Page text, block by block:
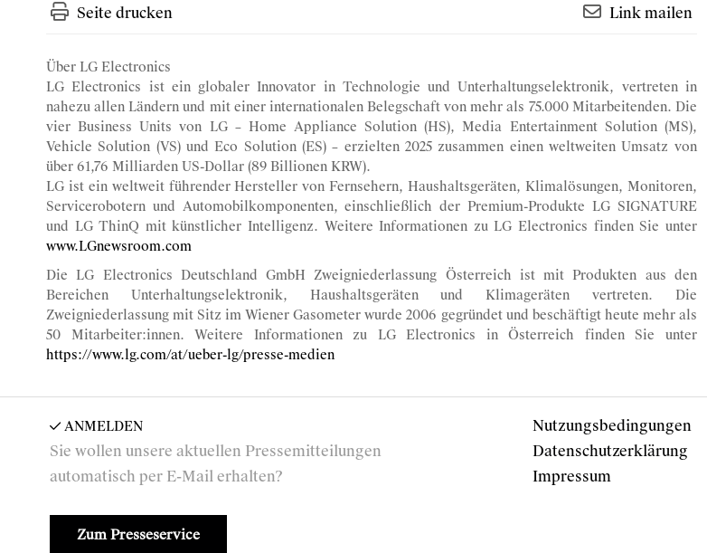
Seite drucken Link mailen
Über LG Electronics
LG Electronics ist ein globaler Innovator in Technologie und Unterhaltungselektronik, vertreten in
nahezu allen Ländern und mit einer internationalen Belegschaft von mehr als 75.000 Mitarbeitenden. Die
vier Business Units von LG – Home Appliance Solution (HS), Media Entertainment Solution (MS),
Vehicle Solution (VS) und Eco Solution (ES) – erzielten 2025 zusammen einen weltweiten Umsatz von
über 61,76 Milliarden US-Dollar (89 Billionen KRW).
LG ist ein weltweit führender Hersteller von Fernsehern, Haushaltsgeräten, Klimalösungen, Monitoren,
Servicerobotern und Automobilkomponenten, einschließlich der Premium-Produkte LG SIGNATURE
und LG ThinQ mit künstlicher Intelligenz. Weitere Informationen zu LG Electronics finden Sie unter
www.LGnewsroom.com
Die LG Electronics Deutschland GmbH Zweigniederlassung Österreich ist mit Produkten aus den
Bereichen Unterhaltungselektronik, Haushaltsgeräten und Klimageräten vertreten. Die
Zweigniederlassung mit Sitz im Wiener Gasometer wurde 2006 gegründet und beschäftigt heute mehr als
50 Mitarbeiter:innen. Weitere Informationen zu LG Electronics in Österreich finden Sie unter
https://www.lg.com/at/ueber-lg/presse-medien
ANMELDEN
Sie wollen unsere aktuellen Pressemitteilungen
automatisch per E-Mail erhalten?
Zum Presseservice
Nutzungsbedingungen
Datenschutzerklärung
Impressum